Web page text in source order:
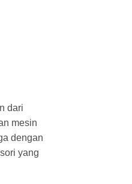
dari
mesin
dengan
yang